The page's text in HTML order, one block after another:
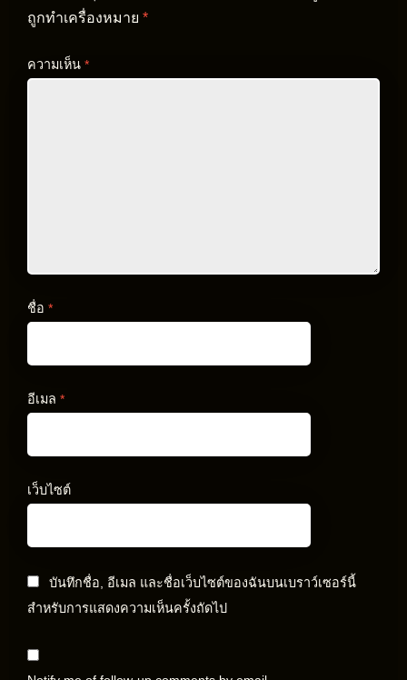
ถูกทำเครื่องหมาย *
ความเห็น *
ชื่อ *
อีเมล *
เว็บไซต์
บันทึกชื่อ, อีเมล และชื่อเว็บไซต์ของฉันบนเบราว์เซอร์นี้
สำหรับการแสดงความเห็นครั้งถัดไป